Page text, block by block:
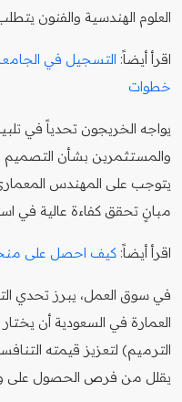
العلوم الهندسية والفنون
اقرأ أيضاً:
خطوات
يواجه الخريجون تحدياً في
والمستثمرين بشأن التصميم
يتوجب على المهندس
مبانٍ تحقق كفاءة عالية في
اقرأ أيضاً: كيف احصل على منحة
في سوق العمل، يبرز تحدي
العمارة في السعودية أن
الترميم) لتعزيز قيمته
يقلل من فرص الحصول على